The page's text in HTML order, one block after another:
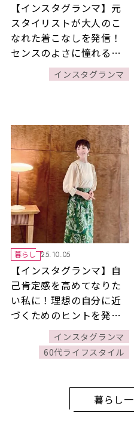
【インスタグランマ】元
スタイリストが大人のこ
なれた着こなしを発信！
センスのよさに憧れる人
続出のスタイリングに注
インスタグランマ
暮らし 25.10.05
【インスタグランマ】自
己肯定感を高めてなりた
い私に！理想の自分に近
づくためのヒントを発
インスタグランマ
60代ライフスタイル
暮らし